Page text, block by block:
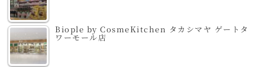
Biople by CosmeKitchen タカシマヤ ゲートタ
ワーモール店